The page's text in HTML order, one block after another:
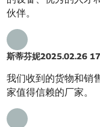
伙伴。
斯蒂芬妮2025.02.26
我们收到的货物和销
家值得信赖的厂家。